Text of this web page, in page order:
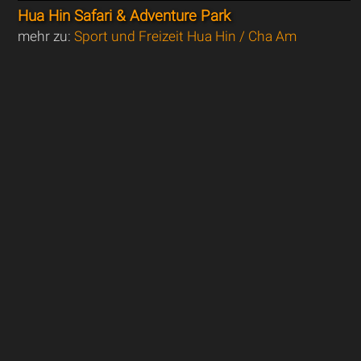
Hua Hin Safari & Adventure Park
mehr zu:Sport und Freizeit Hua Hin / Cha Am